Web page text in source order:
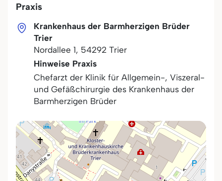
Praxis
Krankenhaus der Barmherzigen Brüder
Trier
Nordallee 1, 54292 Trier
Hinweise Praxis
Chefarzt der Klinik für Allgemein-, Viszeral-
und Gefäßchirurgie des Krankenhaus der
Barmherzigen Brüder